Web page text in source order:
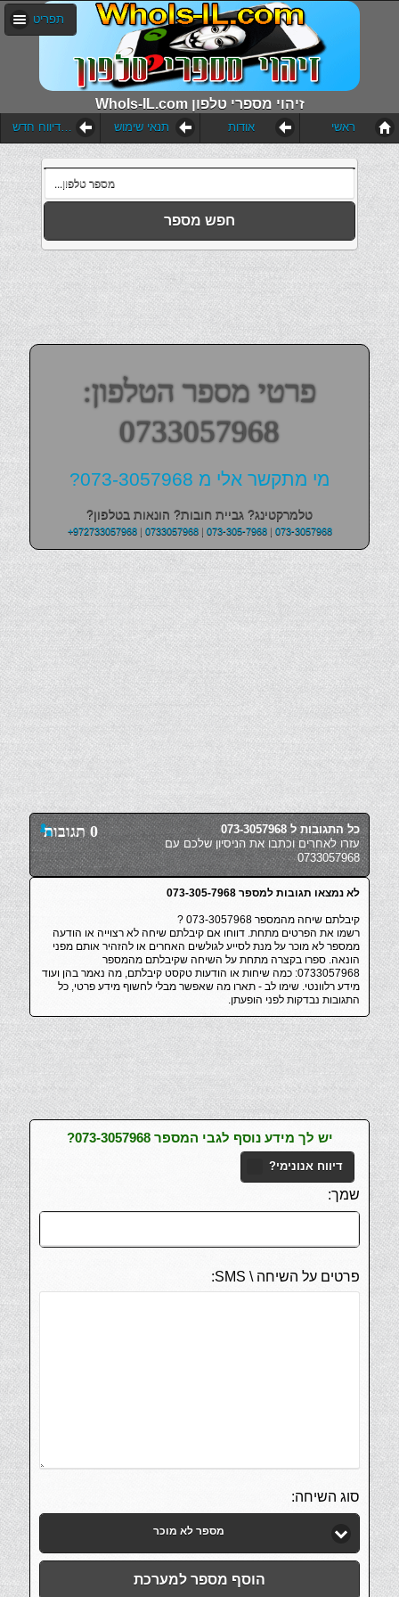
WhoIs-IL.com זיהוי מספרי טלפון
תפריט
הוסף דיווח חדש תנאי שימוש אודות ראשי
חפש מספר
פרטי מספר הטלפון:
0733057968
מי מתקשר אלי מ 073-3057968?
טלמרקטינג? גביית חובות? הונאות בטלפון?
+972733057968| 0733057968| 073-305-7968| 073-3057968
0 תגובות
כל התגובות ל 073-3057968
עזרו לאחרים וכתבו את הניסיון שלכם עם
0733057968
לא נמצאו תגובות למספר 073-305-7968
קיבלתם שיחה מהמספר 073-3057968 ?
רשמו את הפרטים מתחת. דווחו אם קיבלתם שיחה לא רצוייה או הודעה
ממספר לא מוכר על מנת לסייע לגולשים האחרים או להזהיר אותם מפני
הונאה. ספרו בקצרה מתחת על השיחה שקיבלתם מהמספר
0733057968: כמה שיחות או הודעות טקסט קיבלתם, מה נאמר בהן ועוד
מידע רלוונטי. שימו לב - תארו מה שאפשר מבלי לחשוף מידע פרטי, כל
התגובות נבדקות לפני הופעתן.
יש לך מידע נוסף לגבי המספר 073-3057968?
דיווח אנונימי?
שמך:
פרטים על השיחה \ SMS:
סוג השיחה:
מספר לא מוכר
הוסף מספר למערכת